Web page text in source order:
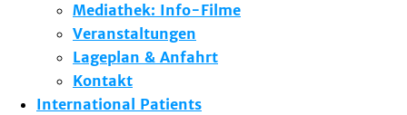
Mediathek: Info-Filme
Veranstaltungen
Lageplan & Anfahrt
Kontakt
International Patients